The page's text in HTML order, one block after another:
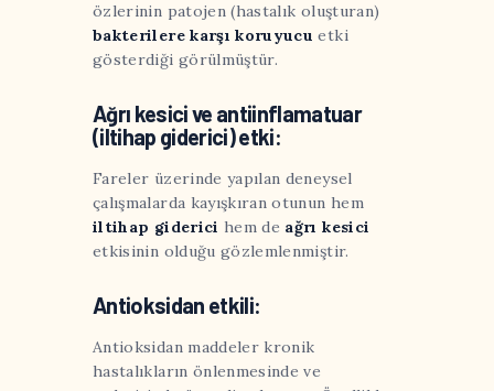
özlerinin patojen (hastalık oluşturan)
bakterilere karşı koruyucu etki
gösterdiği görülmüştür.
Ağrı kesici ve antiinflamatuar
(iltihap giderici) etki:
Fareler üzerinde yapılan deneysel
çalışmalarda kayışkıran otunun hem
iltihap giderici hem de ağrı kesici
etkisinin olduğu gözlemlenmiştir.
Antioksidan etkili:
Antioksidan maddeler kronik
hastalıkların önlenmesinde ve